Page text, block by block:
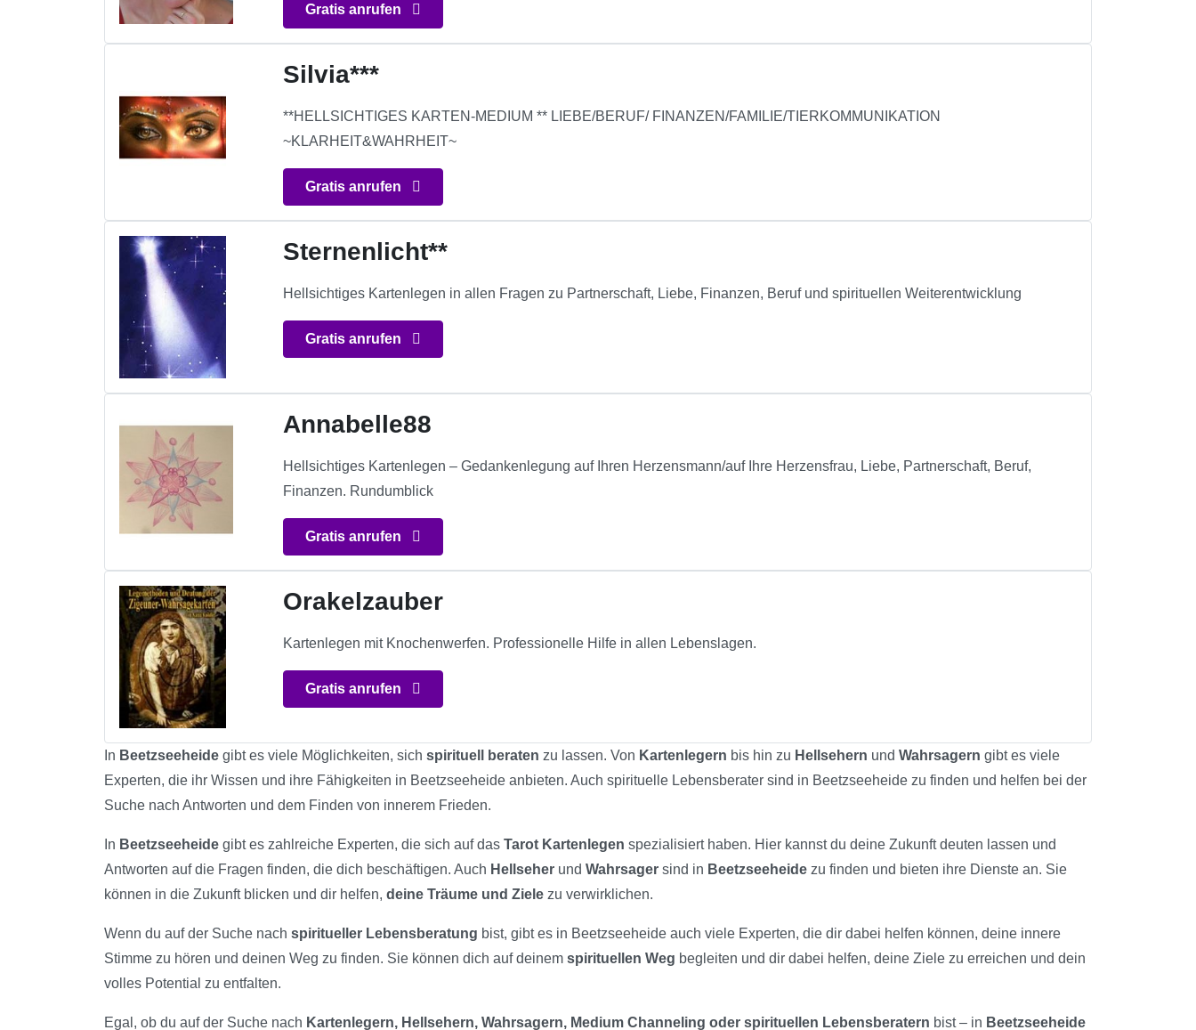
Gratis anrufen
Silvia***
**HELLSICHTIGES KARTEN-MEDIUM ** LIEBE/BERUF/ FINANZEN/FAMILIE/TIERKOMMUNIKATION
~KLARHEIT&WAHRHEIT~
Gratis anrufen
Sternenlicht**
Hellsichtiges Kartenlegen in allen Fragen zu Partnerschaft, Liebe, Finanzen, Beruf und spirituellen Weiterentwicklung
Gratis anrufen
Annabelle88
Hellsichtiges Kartenlegen – Gedankenlegung auf Ihren Herzensmann/auf Ihre Herzensfrau, Liebe, Partnerschaft, Beruf,
Finanzen. Rundumblick
Gratis anrufen
Orakelzauber
Kartenlegen mit Knochenwerfen. Professionelle Hilfe in allen Lebenslagen.
Gratis anrufen
In Beetzseeheide gibt es viele Möglichkeiten, sich spirituell beraten zu lassen. Von Kartenlegern bis hin zu Hellsehern und Wahrsagern gibt es viele
Experten, die ihr Wissen und ihre Fähigkeiten in Beetzseeheide anbieten. Auch spirituelle Lebensberater sind in Beetzseeheide zu finden und helfen bei der
Suche nach Antworten und dem Finden von innerem Frieden.
In Beetzseeheide gibt es zahlreiche Experten, die sich auf das Tarot Kartenlegen spezialisiert haben. Hier kannst du deine Zukunft deuten lassen und
Antworten auf die Fragen finden, die dich beschäftigen. Auch Hellseher und Wahrsager sind in Beetzseeheide zu finden und bieten ihre Dienste an. Sie
können in die Zukunft blicken und dir helfen, deine Träume und Ziele zu verwirklichen.
Wenn du auf der Suche nach spiritueller Lebensberatung bist, gibt es in Beetzseeheide auch viele Experten, die dir dabei helfen können, deine innere
Stimme zu hören und deinen Weg zu finden. Sie können dich auf deinem spirituellen Weg begleiten und dir dabei helfen, deine Ziele zu erreichen und dein
volles Potential zu entfalten.
Egal, ob du auf der Suche nach Kartenlegern, Hellsehern, Wahrsagern, Medium Channeling oder spirituellen Lebensberatern bist – in Beetzseeheide